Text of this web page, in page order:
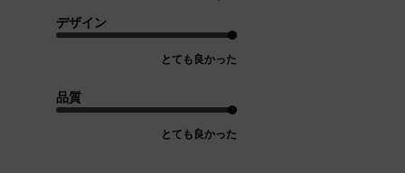
デザイン
とても良かった
品質
とても良かった